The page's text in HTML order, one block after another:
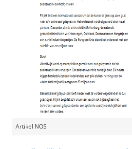
Artikel NOS